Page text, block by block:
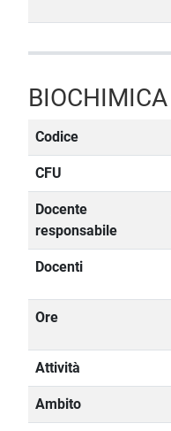
BIOCHIMICA
Codice
CFU
Docente
responsabile
Docenti
Ore
Attività
Ambito